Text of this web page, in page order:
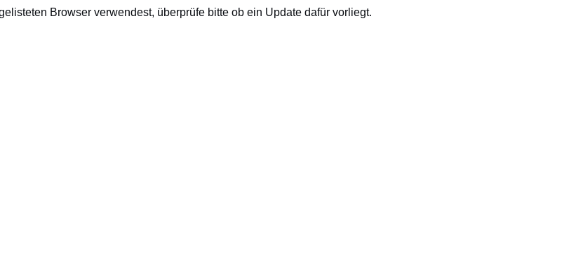
Browser verwendest, überprüfe bitte ob ein Update dafür vorliegt.